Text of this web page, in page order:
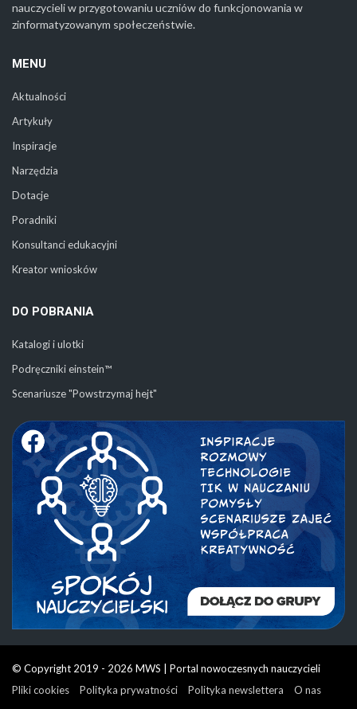
nauczycieli w przygotowaniu uczniów do funkcjonowania w
zinformatyzowanym społeczeństwie.
MENU
Aktualności
Artykuły
Inspiracje
Narzędzia
Dotacje
Poradniki
Konsultanci edukacyjni
Kreator wniosków
DO POBRANIA
Katalogi i ulotki
Podręczniki einstein™
Scenariusze "Powstrzymaj hejt"
© Copyright 2019 - 2026 MWS | Portal nowoczesnych nauczycieli
Pliki cookies
Polityka prywatności Polityka newslettera
O nas